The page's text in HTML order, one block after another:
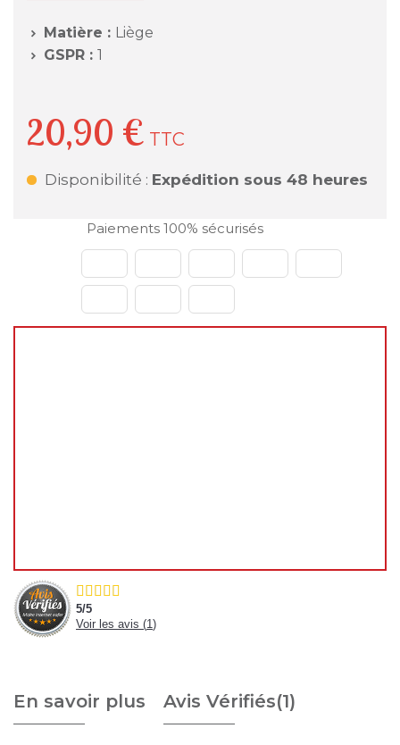
 Matière : Liège
 GSPR : 1
20,90 € TTC
Disponibilité : Expédition sous 48 heures
Paiements 100% sécurisés
5/5
Voir les avis (1)
En savoir plus Avis Vérifiés(1)